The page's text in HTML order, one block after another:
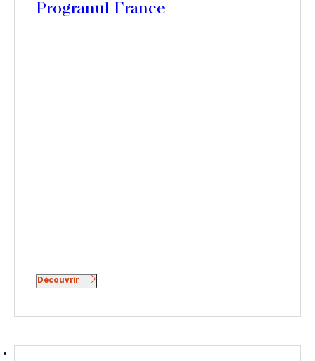
Progranul France
Découvrir